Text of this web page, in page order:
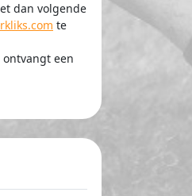
dan volgende
te
ontvangt een